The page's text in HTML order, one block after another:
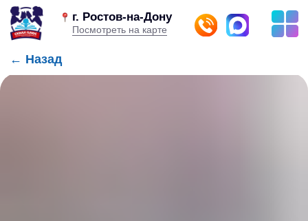
← Назад
г. Ростов-на-Дону
Посмотреть на карте